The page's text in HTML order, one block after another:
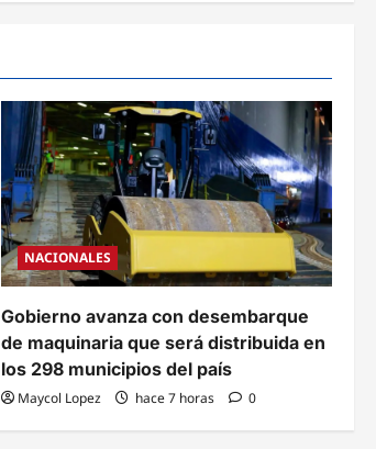
NACIONALES
Gobierno avanza con desembarque
de maquinaria que será distribuida en
los 298 municipios del país
Maycol Lopez hace 7 horas 0